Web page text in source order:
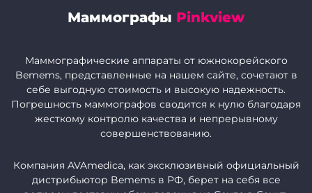
Маммографы Pinkview
Маммографические аппараты от южнокорейского
Bemems, представленные на нашем сайте, сочетают в
себе выгодную стоимость и высокую надежность.
Погрешность маммографов сводится к нулю благодаря
жесткому контролю качества и непрерывному
совершенствованию.
Компания AVAmedica, как эксклюзивный официальный
дистрибьютор Bemems в РФ, берет на себя все